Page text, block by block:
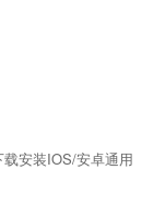
安装IOS/安卓通用